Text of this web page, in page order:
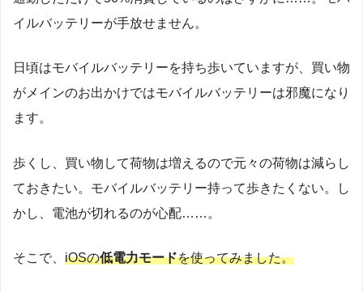
イルバッテリーが手放せません。
日頃はモバイルバッテリーを持ち歩いていますが、買い物
がメインのお出かけではモバイルバッテリーは邪魔になり
ます。
歩くし、買い物して荷物は増えるので元々の荷物は減らし
ておきたい。モバイルバッテリー持って歩きたくない。し
かし、電池が切れるのが心配……。
そこで、 iOSの低電力モードを使ってみました。